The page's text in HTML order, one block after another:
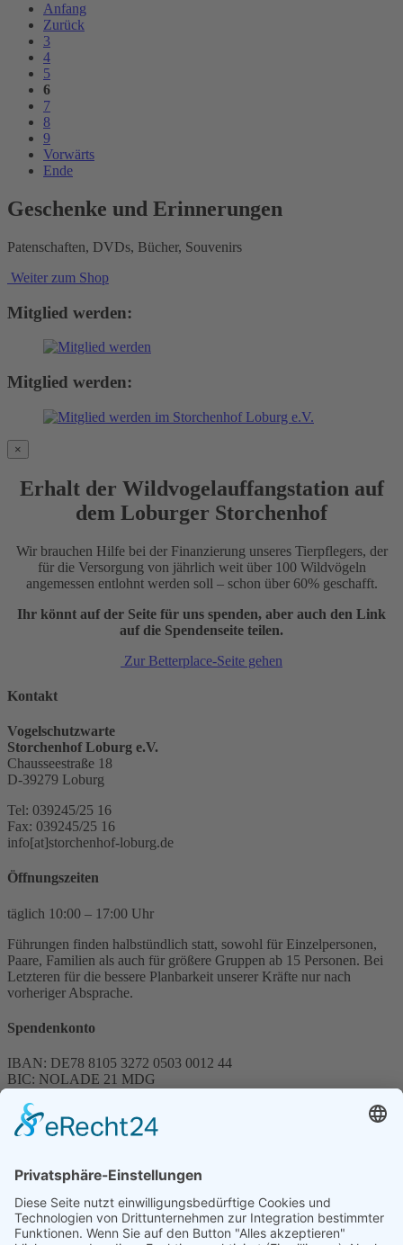
Anfang
Zurück
3
4
5
6
7
8
9
Vorwärts
Ende
Geschenke und Erinnerungen
Patenschaften, DVDs, Bücher, Souvenirs
Weiter zum Shop
Mitglied werden:
Mitglied werden:
×
Erhalt der Wildvogelauffangstation auf
dem Loburger Storchenhof
Wir brauchen Hilfe bei der Finanzierung unseres Tierpflegers, der
für die Versorgung von jährlich weit über 100 Wildvögeln
angemessen entlohnt werden soll – schon über 60% geschafft.
Ihr könnt auf der Seite für uns spenden, aber auch den Link
auf die Spendenseite teilen.
Zur Betterplace-Seite gehen
Kontakt
Vogelschutzwarte
Storchenhof Loburg e.V.
Chausseestraße 18
D-39279 Loburg
Tel: 039245/25 16
Fax: 039245/25 16
info[at]storchenhof-loburg.de
Öffnungszeiten
täglich 10:00 – 17:00 Uhr
Führungen finden halbstündlich statt, sowohl für Einzelpersonen,
Paare, Familien als auch für größere Gruppen ab 15 Personen. Bei
Letzteren für die bessere Planbarkeit unserer Kräfte nur nach
vorheriger Absprache.
Spendenkonto
IBAN: DE78 8105 3272 0503 0012 44
BIC: NOLADE 21 MDG
Spenden können steuerlich abgesetzt werden
Förderung